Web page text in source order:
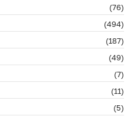
(76)
(494)
(187)
(49)
(7)
(11)
(5)